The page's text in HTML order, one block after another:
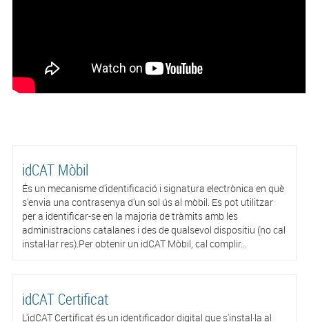
idCAT Mòbil
És un mecanisme d'identificació i signatura electrònica en què
s'envia una contrasenya d'un sol ús al mòbil. Es pot utilitzar
per a identificar-se en la majoria de tràmits amb les
administracions catalanes i des de qualsevol dispositiu (no cal
instal·lar res).Per obtenir un idCAT Mòbil, cal complir...
idCAT Certificat
L'idCAT Certificat és un identificador digital que s'instal·la al